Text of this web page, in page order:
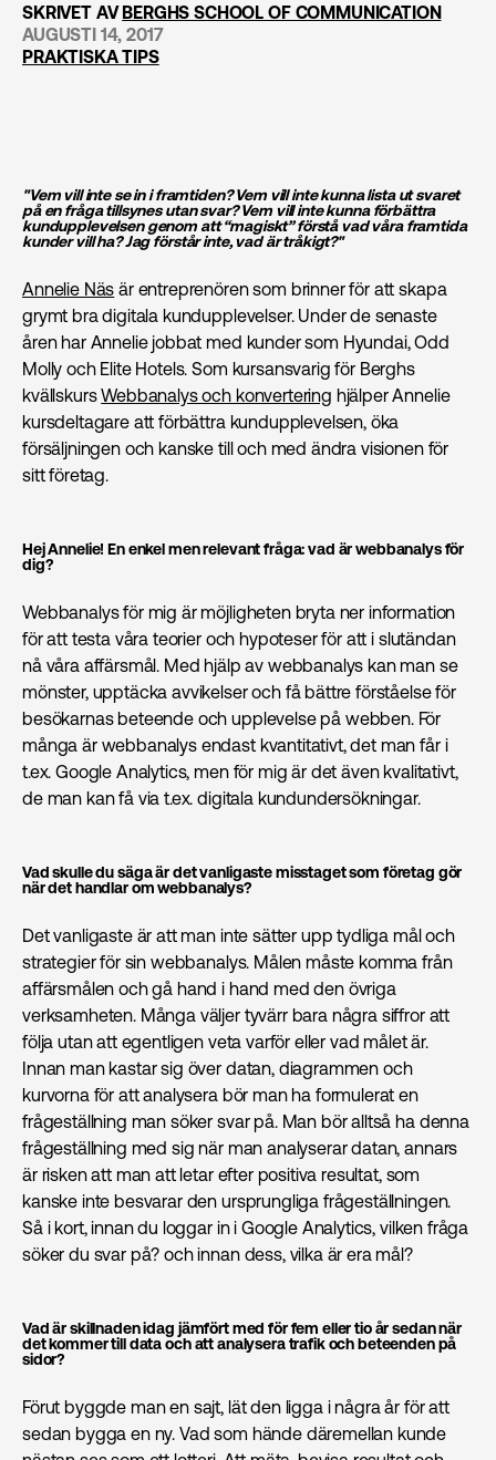
SKRIVET AVBERGHS SCHOOL OF COMMUNICATION
AUGUSTI 14, 2017
PRAKTISKA TIPS
"Vem vill inte se in i framtiden? Vem vill inte kunna lista ut svaret
på en fråga tillsynes utan svar? Vem vill inte kunna förbättra
kundupplevelsen genom att “magiskt” förstå vad våra framtida
kunder vill ha? Jag förstår inte, vad är tråkigt?"
Annelie Näs är entreprenören som brinner för att skapa
grymt bra digitala kundupplevelser. Under de senaste
åren har Annelie jobbat med kunder som Hyundai, Odd
Molly och Elite Hotels. Som kursansvarig för Berghs
kvällskursWebbanalys och konvertering hjälper Annelie
kursdeltagare att förbättra kundupplevelsen, öka
försäljningen och kanske till och med ändra visionen för
sitt företag.
Hej Annelie! En enkel men relevant fråga: vad är webbanalys för
dig?
Webbanalys för mig är möjligheten bryta ner information
för att testa våra teorier och hypoteser för att i slutändan
nå våra affärsmål. Med hjälp av webbanalys kan man se
mönster, upptäcka avvikelser och få bättre förståelse för
besökarnas beteende och upplevelse på webben. För
många är webbanalys endast kvantitativt, det man får i
t.ex. Google Analytics, men för mig är det även kvalitativt,
de man kan få via t.ex. digitala kundundersökningar.
Vad skulle du säga är det vanligaste misstaget som företag gör
när det handlar om webbanalys?
Det vanligaste är att man inte sätter upp tydliga mål och
strategier för sin webbanalys. Målen måste komma från
affärsmålen och gå hand i hand med den övriga
verksamheten. Många väljer tyvärr bara några siffror att
följa utan att egentligen veta varför eller vad målet är.
Innan man kastar sig över datan, diagrammen och
kurvorna för att analysera bör man ha formulerat en
frågeställning man söker svar på. Man bör alltså ha denna
frågeställning med sig när man analyserar datan, annars
är risken att man att letar efter positiva resultat, som
kanske inte besvarar den ursprungliga frågeställningen.
Så i kort, innan du loggar in i Google Analytics, vilken fråga
söker du svar på? och innan dess, vilka är era mål?
Vad är skillnaden idag jämfört med för fem eller tio år sedan när
det kommer till data och att analysera trafik och beteenden på
sidor?
Förut byggde man en sajt, lät den ligga i några år för att
sedan bygga en ny. Vad som hände däremellan kunde